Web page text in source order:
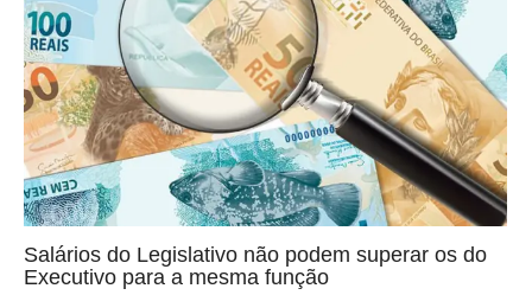
Salários do Legislativo não podem superar os do
Executivo para a mesma função